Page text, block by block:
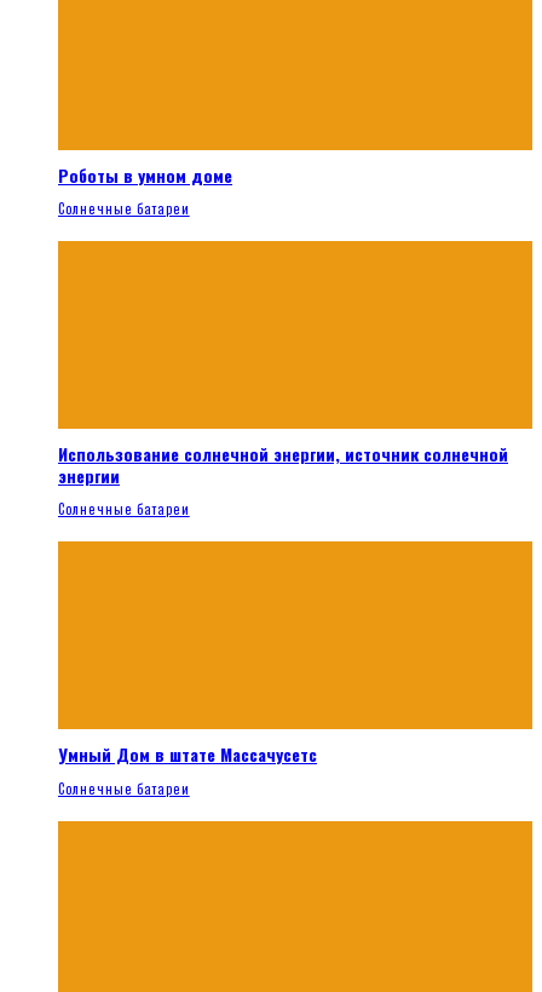
Роботы в умном доме
Солнечные батареи
Использование солнечной энергии, источник солнечной
энергии
Солнечные батареи
Умный Дом в штате Массачусетс
Солнечные батареи